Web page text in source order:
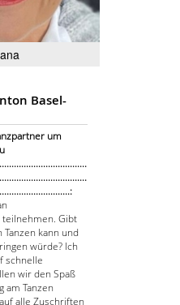
Basel-
um
teilnehmen. Gibt
kann und
würde? Ich
schnelle
wir den Spaß
am Tanzen
alle Zuschriften